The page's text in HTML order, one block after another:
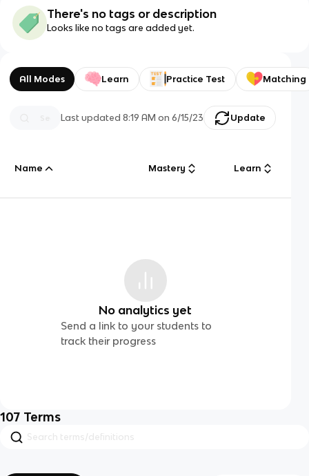
There's no tags or description
Looks like no tags are added yet.
All Modes Learn Practice Test Matching
Last updated8:19 AM on 6/15/23 Update
Name Mastery Learn
No analytics yet
Send a link to your students to
track their progress
107 Terms